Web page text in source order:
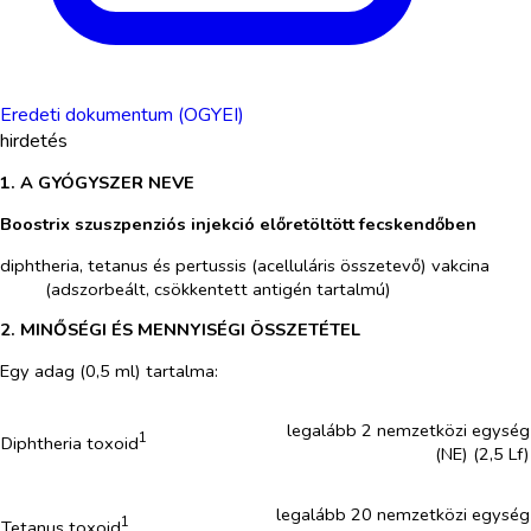
Eredeti dokumentum (OGYEI)
hirdetés
1. A GYÓGYSZER NEVE
Boostrix szuszpenziós injekció előretöltött fecskendőben
diphtheria, tetanus és pertussis (acelluláris összetevő) vakcina
(adszorbeált, csökkentett antigén tartalmú)
2. MINŐSÉGI ÉS MENNYISÉGI ÖSSZETÉTEL
Egy adag (0,5 ml) tartalma:
Diphtheria toxoid1
legalább 2 nemzetközi egység
(NE) (2,5 Lf)
1
legalább 20 nemzetközi egység